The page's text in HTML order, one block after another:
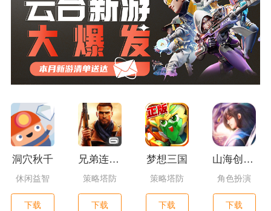
洞穴秋千
休闲益智
下载
兄弟连3：战争之子
策略塔防
下载
梦想三国
策略塔防
下载
山海创世录一剑天逆
角色扮演
下载